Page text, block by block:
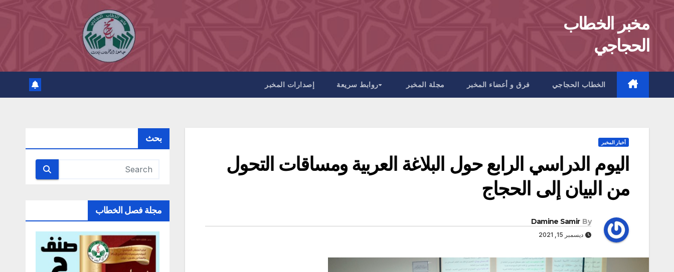
content
مخبر الخطاب
الحجاجي
الخطاب الحجاجي فرق و أعضاء المخبر مجلة المخبر روابط سريعة إصدارات المخبر
أخبار المخبر
اليوم الدراسي الرابع حول البلاغة العربية ومساقات التحول
من البيان إلى الحجاج
By
Damine Samir
ديسمبر 15, 2021
بحث
مجلة فصل الخطاب